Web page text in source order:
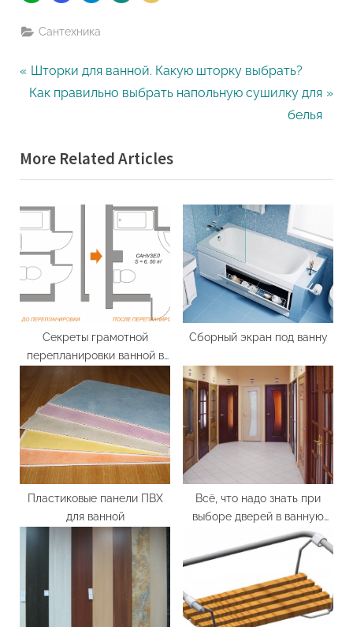
Сантехника
Навигация
P
r
i
o
u
s
o
s
Шторки для ванной. Какую шторку выбрать?
N
t
P
o
s
:
Как правильно выбрать напольную сушилку для
белья
More Related Articles
Секреты грамотной
перепланировки ванной в
Сборный экран под ванну
Пластиковые панели ПВХ
для ванной
Всё, что надо знать при
выборе дверей в ванную
комнату и санузел